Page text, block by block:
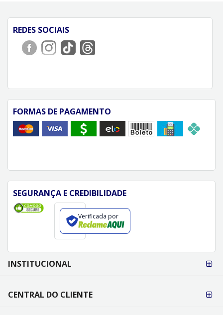
REDES SOCIAIS
FORMAS DE PAGAMENTO
SEGURANÇA E CREDIBILIDADE
Verificada por
FORMAS DE
PAGAMENTO
INSTITUCIONAL
CENTRAL DO CLIENTE